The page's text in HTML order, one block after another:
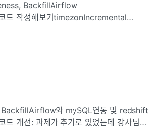
BackfillAirflow
BackfillAirflow와 mySQL연동 및 redshift
개선: 과제가 추가로 있었는데 강사님의